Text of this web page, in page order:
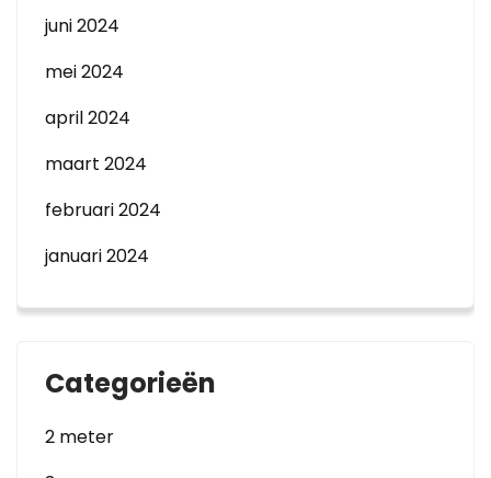
juni 2024
mei 2024
april 2024
maart 2024
februari 2024
januari 2024
Categorieën
2 meter